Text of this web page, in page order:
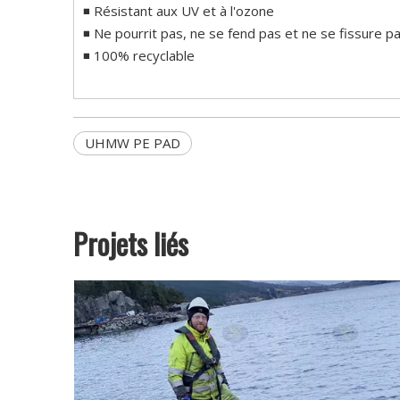
◾ Résistant aux UV et à l'ozone
◾ Ne pourrit pas, ne se fend pas et ne se fissure
◾ 100% recyclable
UHMW PE PAD
Projets liés